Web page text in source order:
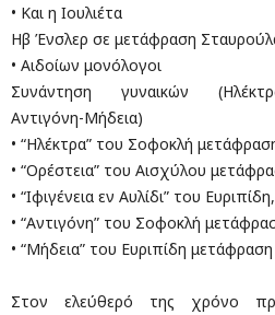
• Και η Ιουλιέτα
Ηβ Ένσλερ σε μετάφραση
• Αιδοίων μονόλογοι
Συνάντηση γυναικών (Ηλέκτρα-
Αντιγόνη-Μήδεια)
• “Ηλέκτρα” του Σοφοκλή
• “Ορέστεια” του Αισχύλου
• “Ιφιγένεια εν Αυλίδι” του
• “Αντιγόνη” του Σοφοκλή
• “Μήδεια” του Ευριπίδη
Στον ελεύθερό της χρόνο